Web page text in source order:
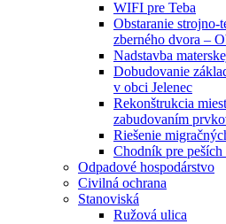
WIFI pre Teba
Obstaranie strojno-
zberného dvora –
Nadstavba
Dobudovanie
v obci Jelenec
Rekonštrukcia
zabudovaním
Riešenie
Chodník pre peších
Odpadové hospodárstvo
Civilná ochrana
Stanoviská
Ružová ulica